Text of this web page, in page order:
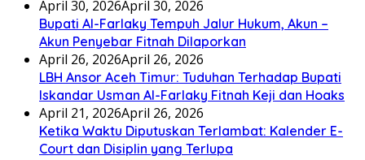
April 30, 2026April 30, 2026
Bupati Al-Farlaky Tempuh Jalur Hukum, Akun –
Akun Penyebar Fitnah Dilaporkan
April 26, 2026April 26, 2026
LBH Ansor Aceh Timur: Tuduhan Terhadap Bupati
Iskandar Usman Al-Farlaky Fitnah Keji dan Hoaks
April 21, 2026April 26, 2026
Ketika Waktu Diputuskan Terlambat: Kalender E-
Court dan Disiplin yang Terlupa